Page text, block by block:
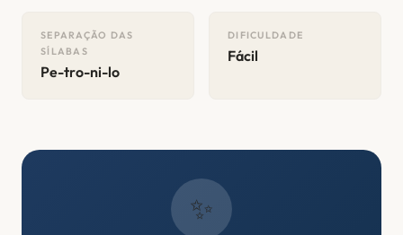
SEPARAÇÃO DAS
SÍLABAS
Pe-tro-ni-lo
DIFICULDADE
Fácil
✨